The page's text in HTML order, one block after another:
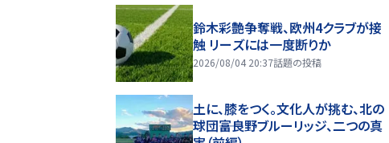
鈴木彩艶争奪戦、欧州4クラブが接
触 リーズには一度断りか
2026/08/04 20:37話題の投稿
土に、膝をつく。文化人が挑む、北の
球団――富良野ブルーリッジ、二つの真